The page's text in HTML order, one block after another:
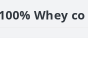
Whey